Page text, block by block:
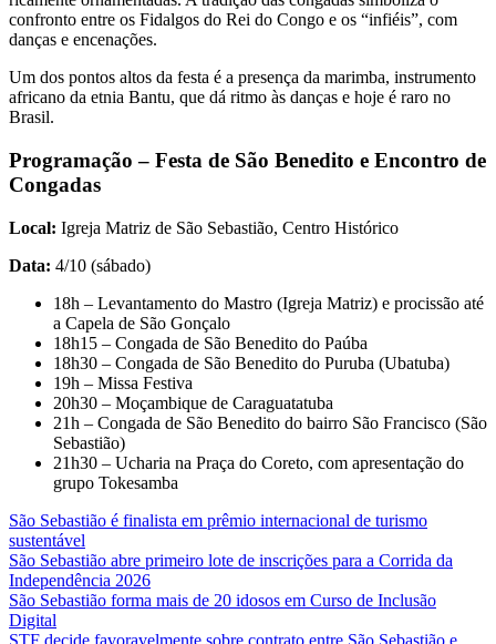
confronto entre os Fidalgos do Rei do Congo e os “infiéis”, com
danças e encenações.
Um dos pontos altos da festa é a presença da marimba, instrumento
africano da etnia Bantu, que dá ritmo às danças e hoje é raro no
Brasil.
Programação – Festa de São Benedito e Encontro de
Congadas
Local: Igreja Matriz de São Sebastião, Centro Histórico
Data: 4/10 (sábado)
18h – Levantamento do Mastro (Igreja Matriz) e procissão até
a Capela de São Gonçalo
18h15 – Congada de São Benedito do Paúba
18h30 – Congada de São Benedito do Puruba (Ubatuba)
19h – Missa Festiva
20h30 – Moçambique de Caraguatatuba
21h – Congada de São Benedito do bairro São Francisco (São
Sebastião)
21h30 – Ucharia na Praça do Coreto, com apresentação do
grupo Tokesamba
São Sebastião é finalista em prêmio internacional de turismo
sustentável
São Sebastião abre primeiro lote de inscrições para a Corrida da
Independência 2026
São Sebastião forma mais de 20 idosos em Curso de Inclusão
Digital
STF decide favoravelmente sobre contrato entre São Sebastião e